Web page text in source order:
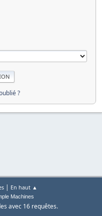
?
| En haut ▲
Machines
avec 16 requêtes.